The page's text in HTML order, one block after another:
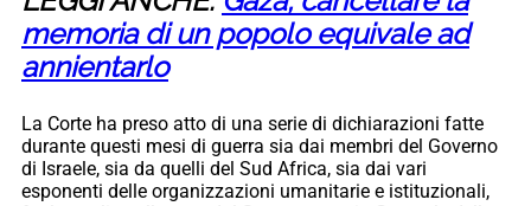
memoria di un popolo equivale ad
annientarlo
La Corte ha preso atto di una serie di dichiarazioni fatte
durante questi mesi di guerra sia dai membri del Governo
di Israele, sia da quelli del Sud Africa, sia dai vari
esponenti delle organizzazioni umanitarie e istituzionali,